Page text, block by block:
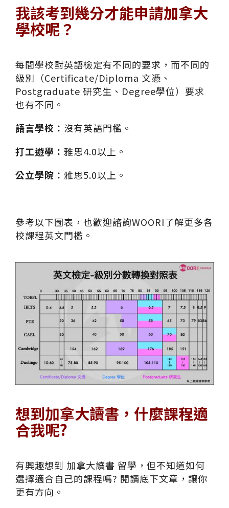
我該考到幾分才能申請加拿大
學校呢？
每間學校對英語檢定有不同的要求，而不同的
級別（Certificate/Diploma 文憑、
Postgraduate 研究生、Degree學位）要求
也有不同。
語言學校： 沒有英語門檻。
打工遊學： 雅思4.0以上。
公立學院： 雅思5.0以上。
參考以下圖表，也歡迎諮詢WOORI了解更多各
校課程英文門檻。
想到加拿大讀書，什麼課程適
合我呢?
有興趣想到 加拿大讀書 留學，但不知道如何
選擇適合自己的課程嗎? 閱讀底下文章，讓你
更有方向。